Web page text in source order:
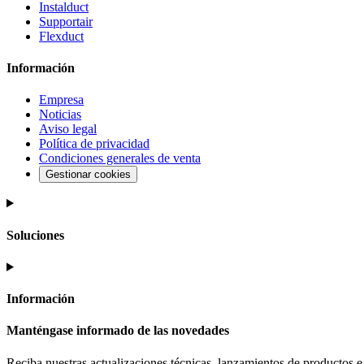
Instalduct
Supportair
Flexduct
Información
Empresa
Noticias
Aviso legal
Política de privacidad
Condiciones generales de venta
Gestionar cookies
Soluciones
Información
Manténgase informado de las novedades